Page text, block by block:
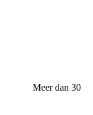
Meer dan 30